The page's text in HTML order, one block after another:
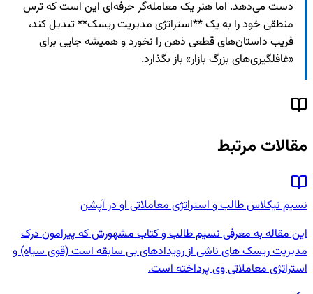
دست می‌دهد. اما هنر یک معامله‌گر حرفه‌ای این است که ترس
منطقی خود را به یک **استراتژی مدیریت ریسک** تبدیل کند،
فریب داستان‌های قطعی ذهن را نخورد و همیشه جایی برای
«غافلگیری‌های بزرگ بازار» باز بگذارد.
مقالات مرتبط
نسیم نیکلاس طالب و استراتژی معاملاتی او در آپشن
این مقاله به معرفی نسیم طالب و کتاب مشهورش که پیرامون درک
مدیریت ریسک های ناشی از رویدادهای بی سابقه است (قوی سیاه) و
استراتژی معاملاتی وی پرداخته است.